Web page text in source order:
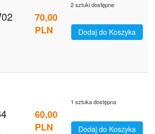
70,00
PLN
2 sztuki dostępne
Dodaj do Koszyka
60,00
PLN
1 sztuka dostępna
Dodaj do Koszyka